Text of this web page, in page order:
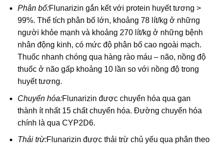
Phân bố:Flunarizin gắn kết với protein huyết tương >
99%. Thể tích phân bố lớn, khoảng 78 lít/kg ở những
người khỏe mạnh và khoảng 270 lít/kg ở những bệnh
nhân động kinh, có mức độ phân bố cao ngoài mạch.
Thuốc nhanh chóng qua hàng rào máu – não, nồng độ
thuốc ở não gấp khoảng 10 lần so với nồng độ trong
huyết tương.
Chuyển hóa:Flunarizin được chuyển hóa qua gan
thành ít nhất 15 chất chuyển hóa. Đường chuyển hóa
chính là qua CYP2D6.
Thải trừ:Flunarizin được thải trừ chủ yếu qua phân theo